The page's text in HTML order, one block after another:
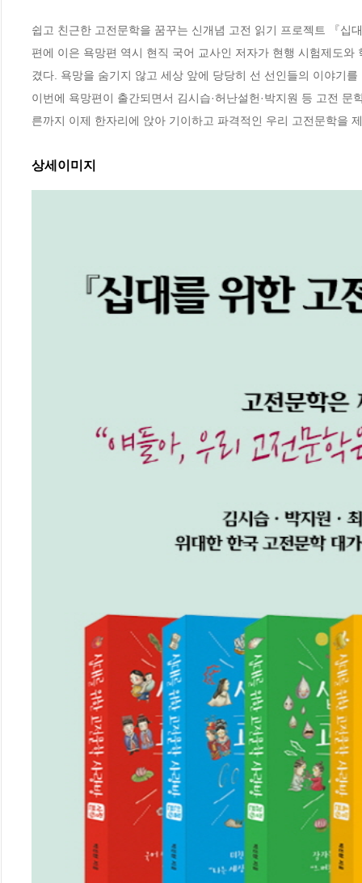
쉽고 친근한 고전문학을 꿈꾸는 신개념 고전 읽기 프로젝트 『십
편에 이은 욕망편 역시 현직 국어 교사인 저자가 현행 시험제도
겼다. 욕망을 숨기지 않고 세상 앞에 당당히 선 선인들의 이야기
이번에 욕망편이 출간되면서 김시습·허난설헌·박지원 등 고전
른까지 이제 한자리에 앉아 기이하고 파격적인 우리 고전문학을
상세이미지